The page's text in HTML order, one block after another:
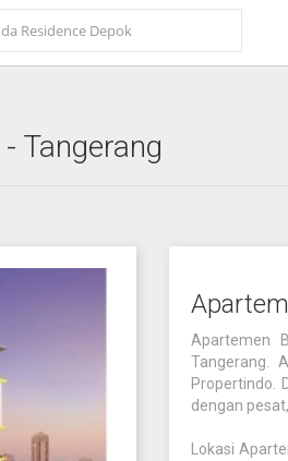
- Tangerang
Apartemen
Tangerang.
Propertindo.
dengan
Lokasi